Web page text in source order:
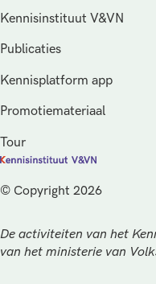
Kennisinstituut V&VN
Publicaties
Kennisplatform app
Promotiemateriaal
Tour
© Copyright 2026
De activiteiten van het
van het ministerie van